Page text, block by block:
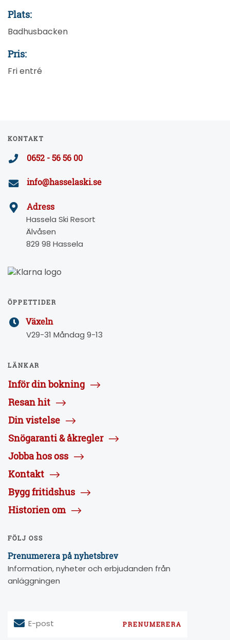
Plats:
Badhusbacken
Pris:
Fri entré
KONTAKT
0652 - 56 56 00
info@hasselaski.se
Adress
Hassela Ski Resort
Älvåsen
829 98 Hassela
ÖPPETTIDER
Växeln
V29-31 Måndag 9-13
LÄNKAR
Inför din bokning
Resan hit
Din vistelse
Snögaranti & åkregler
Jobba hos oss
Kontakt
Bygg fritidshus
Historien om
FÖLJ OSS
Prenumerera på nyhetsbrev
Information, nyheter och erbjudanden från
anläggningen